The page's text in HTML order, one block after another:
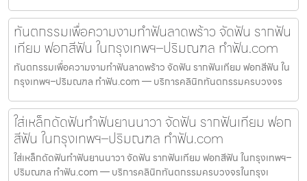
ทันตกรรมเพื่อความงามทำฟันลาดพร้าว จัดฟัน รากฟัน
เทียม ฟอกสีฟัน ในกรุงเทพฯ–ปริมณฑล ทำฟัน.com
ทันตกรรมเพื่อความงามทำฟันลาดพร้าว จัดฟัน รากฟันเทียม ฟอกสีฟัน ใน
กรุงเทพฯ–ปริมณฑล ทำฟัน.com — บริการคลินิกทันตกรรมครบวงจร
ใส่เหล็กดัดฟันทำฟันยานนาวา จัดฟัน รากฟันเทียม ฟอก
สีฟัน ในกรุงเทพฯ–ปริมณฑล ทำฟัน.com
ใส่เหล็กดัดฟันทำฟันยานนาวา จัดฟัน รากฟันเทียม ฟอกสีฟัน ในกรุงเทพฯ–
ปริมณฑล ทำฟัน.com — บริการคลินิกทันตกรรมครบวงจรในกรุงเ